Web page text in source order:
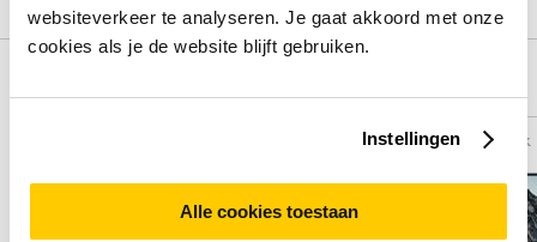
websiteverkeer te analyseren. Je gaat akkoord met onze
cookies als je de website blijft gebruiken.
Instellingen
Alle cookies toestaan
Vergelijk